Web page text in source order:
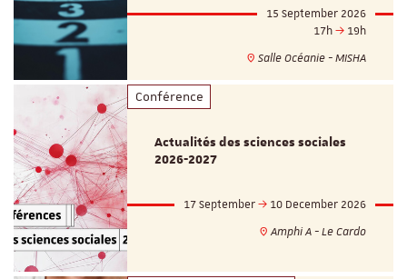
15 September 2026
17h
19h
Salle Océanie - MISHA
Conférence
Actualités des sciences sociales
2026-2027
17 September
10 December 2026
Amphi A - Le Cardo